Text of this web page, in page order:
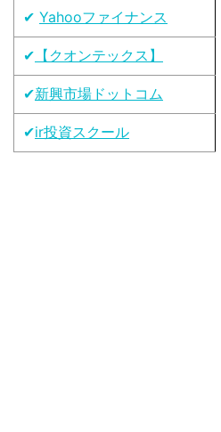
✔ Yahooファイナンス
✔ 【クオンテックス】
✔新興市場ドットコム
✔ir投資スクール